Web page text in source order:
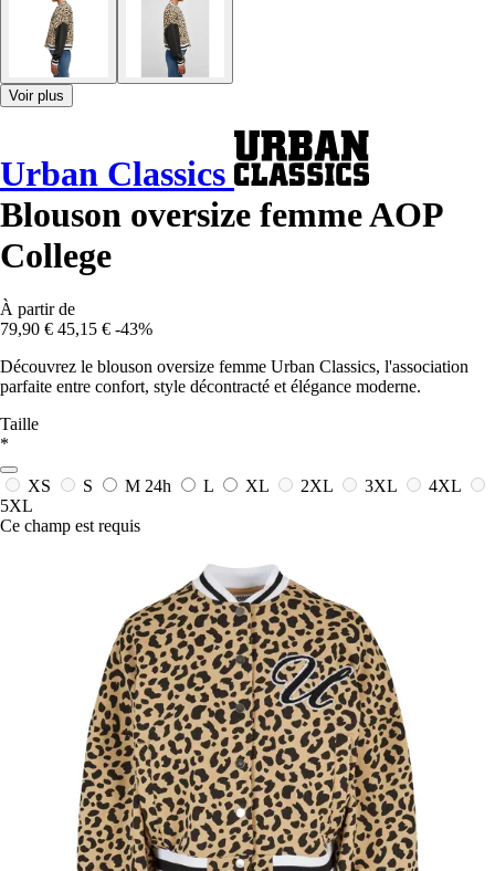
Voir plus
Urban Classics
Blouson oversize femme AOP
College
À partir de
79,90 € 45,15 € -43%
Découvrez le blouson oversize femme Urban Classics, l'association
parfaite entre confort, style décontracté et élégance moderne.
Taille
*
XS S M 24h L XL 2XL 3XL
4XL
5XL
Ce champ est requis